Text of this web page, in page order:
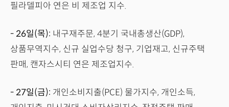
필라델피아 연은 비 제조업 지수.
- 26일(목): 내구재주문, 4분기 국내총생산(GDP),
상품무역지수, 신규 실업수당 청구, 기업재고, 신규주택
판매, 캔자스시티 연은 제조업지수.
- 27일(금): 개인소비지출(PCE) 물가지수, 개인소득,